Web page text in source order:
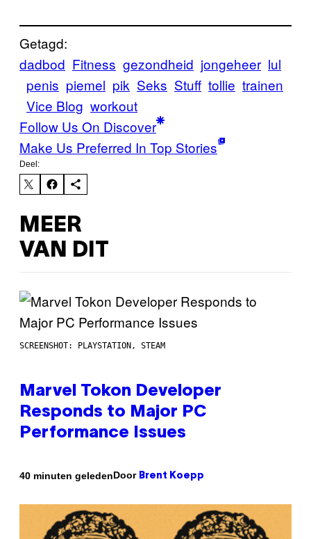
Getagd:
dadbod Fitness gezondheid jongeheer lul
penis piemel pik Seks Stuff tollie trainen
Vice Blog workout
Follow Us On Discover
Make Us Preferred In Top Stories
Deel:
MEER
VAN DIT
SCREENSHOT: PLAYSTATION, STEAM
Marvel Tokon Developer
Responds to Major PC
Performance Issues
40 minuten geledenDoor Brent Koepp